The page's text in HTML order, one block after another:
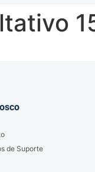
de Suporte